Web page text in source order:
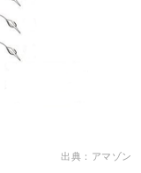
出典：アマゾン